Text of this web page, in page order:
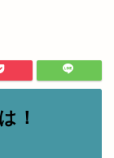
！